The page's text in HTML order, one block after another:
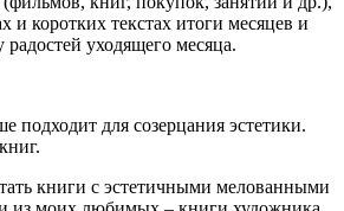
и коротких текстах итоги месяцев и
радостей уходящего месяца.
подходит для созерцания эстетики.
книги с эстетичными мелованными